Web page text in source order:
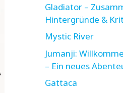
Gladiator –
Hintergründe &
Mystic River
Jumanji:
– Ein neues
Gattaca